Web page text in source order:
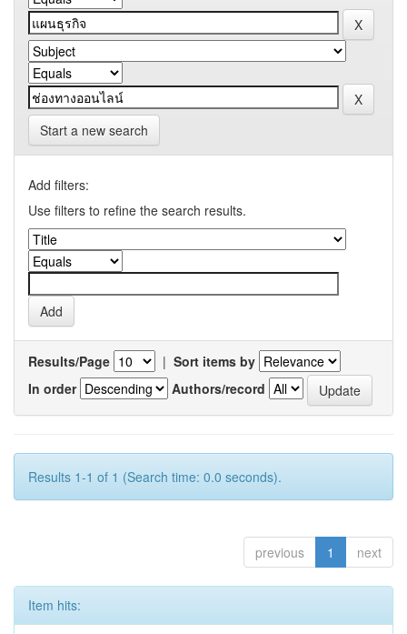
Start a new search
Add filters:
Use filters to refine the search results.
Results/Page | Sort items by
In order
Authors/record
Results 1-1 of 1 (Search time: 0.0 seconds).
previous 1 next
Item hits: